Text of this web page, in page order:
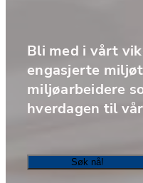
Bli med i vårt
engasjerte
miljøarbeidere
hverdagen til
Søk nå!